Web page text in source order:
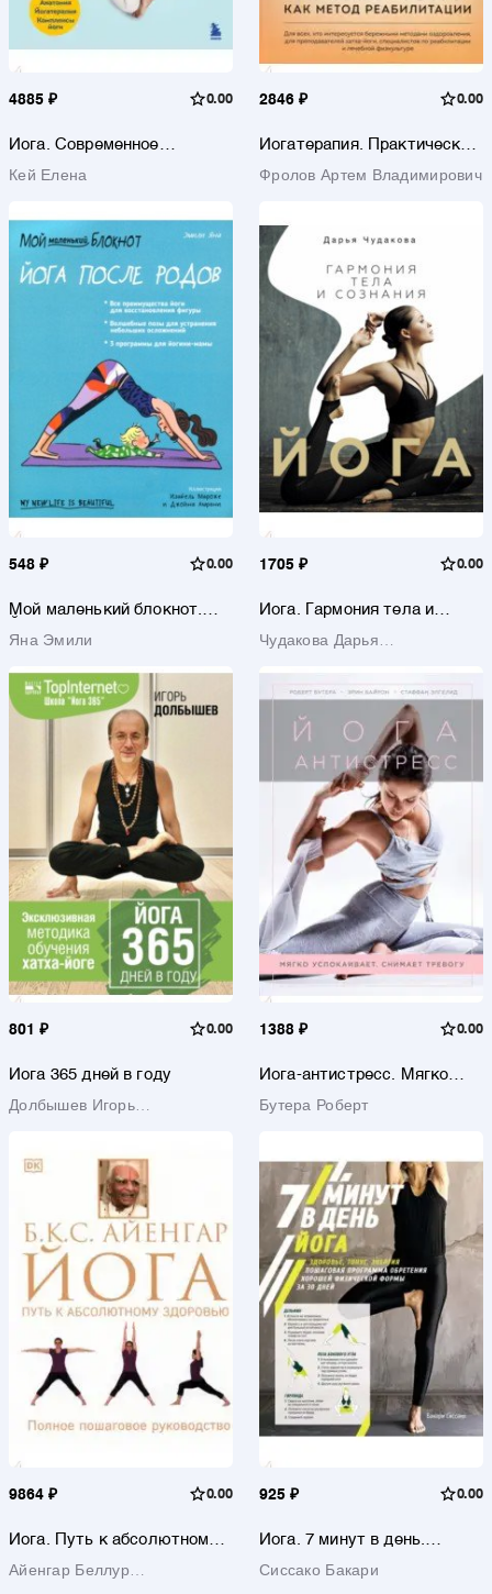
4885 ₽ 0.00
Йога. Современное
проблем
Кей Елена
2846 ₽ 0.00
Йогатерапия. Практическое
как метод реабилитации
Фролов Артем Владимирович
548 ₽ 0.00
Мой маленький блокнот.
Яна Эмили
1705 ₽ 0.00
Йога. Гармония тела и
Чудакова Дарья
801 ₽ 0.00
Йога 365 дней в году
Долбышев Игорь
1388 ₽ 0.00
Йога-антистресс. Мягко
тревогу
Бутера Роберт
9864 ₽ 0.00
Йога. Путь к абсолютному
Айенгар Беллур
925 ₽ 0.00
Йога. 7 минут в день.
Сиссако Бакари